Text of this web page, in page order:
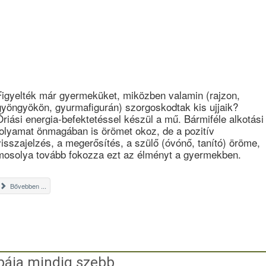
már gyermeküket, miközben valamin (rajzon,
gyurmafigurán) szorgoskodtak kis ujjaik?
energia-befektetéssel készül a mű. Bármiféle alkotási
önmagában is örömet okoz, de a pozitív
a megerősítés, a szülő (óvónő, tanító) öröme,
tovább fokozza ezt az élményt a gyermekben.
Bővebben ...
mindig szebb